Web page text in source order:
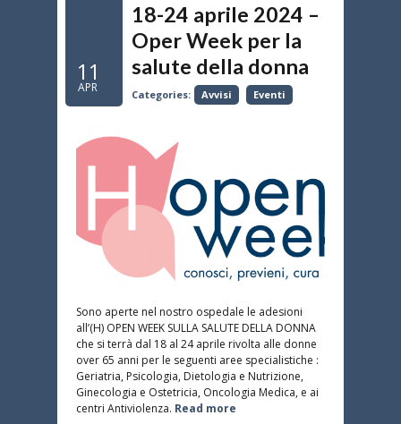
11
APR
18-24 aprile 2024 –
Oper Week per la
salute della donna
Categories: Avvisi Eventi
Sono aperte nel nostro ospedale le adesioni
all’(H) OPEN WEEK SULLA SALUTE DELLA DONNA
che si terrà dal 18 al 24 aprile rivolta alle donne
over 65 anni per le seguenti aree specialistiche :
Geriatria, Psicologia, Dietologia e Nutrizione,
Ginecologia e Ostetricia, Oncologia Medica, e ai
centri Antiviolenza. Read more